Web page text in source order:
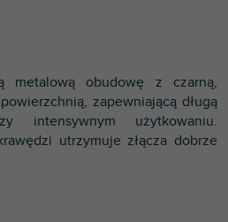
metalową obudowę z czarną,
zapewniającą długą
intensywnym użytkowaniu.
utrzymuje złącza dobrze